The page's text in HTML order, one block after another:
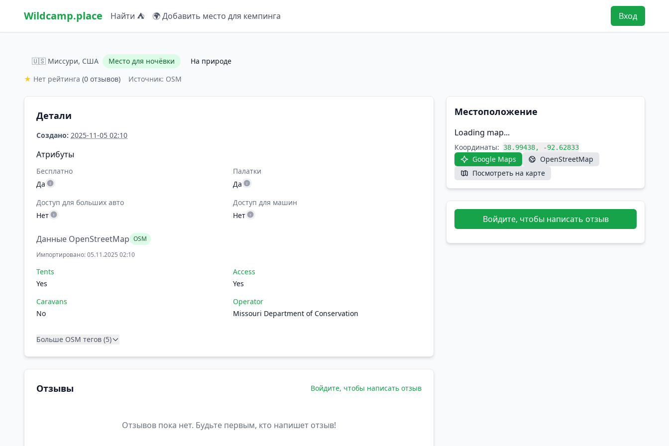
Wildcamp.place Найти ⛺ 🌍 Добавить место для кемпинга Вход
🇺🇸 Миссури, США Место для ночёвки
На природе
★ Нет рейтинга (0 отзывов) Источник: OSM
Детали
Создано: 2025-11-05 02:10
Атрибуты
Бесплатно
Да
Палатки
Да
Доступ для больших авто
Нет
Доступ для машин
Нет
Данные OpenStreetMap OSM
Импортировано: 05.11.2025 02:10
Tents
Yes
Access
Yes
Caravans
No
Operator
Missouri Department of Conservation
Больше OSM тегов (5)
Отзывы Войдите, чтобы написать отзыв
Отзывов пока нет. Будьте первым, кто напишет отзыв!
Местоположение
Loading map...
Координаты: 38.99438, -92.62833
Google Maps
OpenStreetMap
Посмотреть на карте
Войдите, чтобы написать отзыв